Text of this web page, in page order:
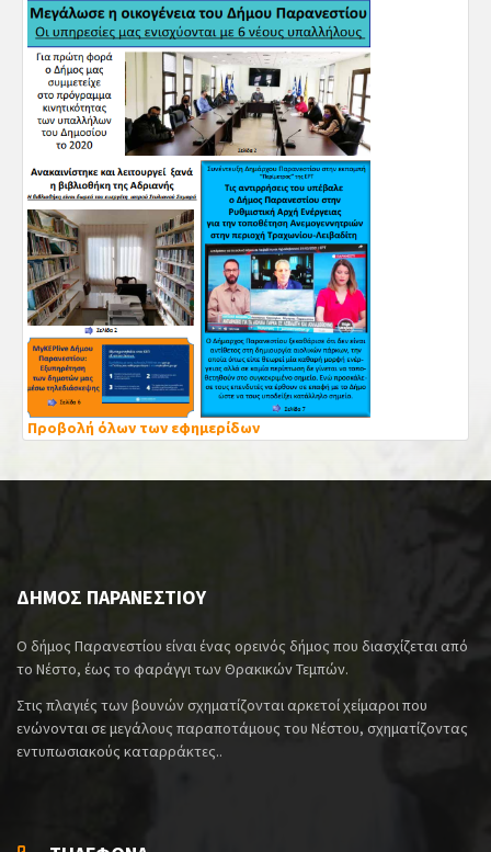
Προβολή όλων των εφημερίδων
ΔΗΜΟΣ ΠΑΡΑΝΕΣΤΙΟΥ
Ο δήμος Παρανεστίου είναι ένας ορεινός δήμος που διασχίζεται από
το Νέστο, έως το φαράγγι των Θρακικών Τεμπών.
Στις πλαγιές των βουνών σχηματίζονται αρκετοί χείμαροι που
ενώνονται σε μεγάλους παραποτάμους του Νέστου, σχηματίζοντας
εντυπωσιακούς καταρράκτες..